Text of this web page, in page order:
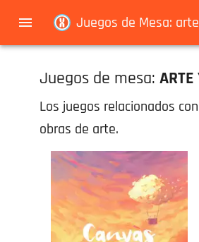
Juegos de Mesa:
Juegos de mesa: ARTE
Los juegos relacionados
obras de arte.